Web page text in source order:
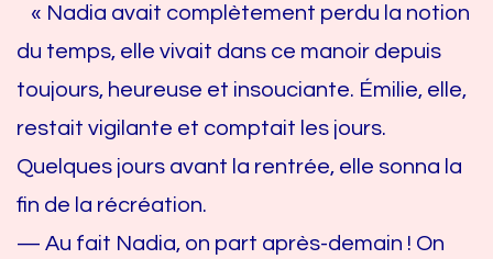
« Nadia avait complètement perdu la notion
du temps, elle vivait dans ce manoir depuis
toujours, heureuse et insouciante. Émilie, elle,
restait vigilante et comptait les jours.
Quelques jours avant la rentrée, elle sonna la
fin de la récréation.
— Au fait Nadia, on part après-demain ! On